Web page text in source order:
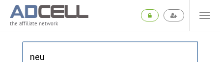
the affiliate network